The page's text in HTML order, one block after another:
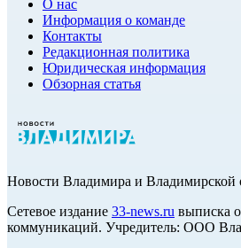
О нас
Информация о команде
Контакты
Редакционная политика
Юридическая информация
Обзорная статья
Новости Владимира и Владимирской
Cетевое издание 33-news.ru выписка
коммуникаций. Учредитель: ООО